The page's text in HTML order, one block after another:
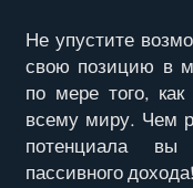
Не упустите
свою позицию в
по мере того,
всему миру. Чем
потенциала вы
пассивного дохода!